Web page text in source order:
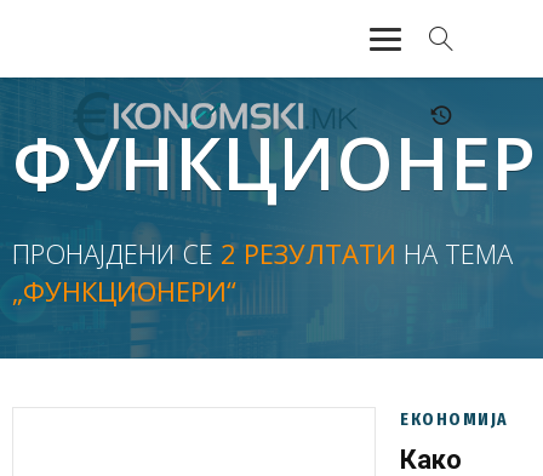
АКТУЕЛНО
ЕКОНОМИЈА
ФИНАНСИИ
БАНКАРСТВО
ЖИВОТ
ПРОНАЈДЕНИ СЕ 2 РЕЗУЛТАТИ НА ТЕМА
„ФУНКЦИОНЕРИ“
ЕКОНОМИЈА
Како